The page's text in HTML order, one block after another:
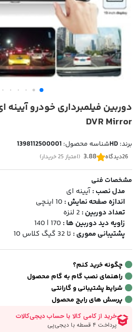
DVR Mirror
برند: HDشناسه محصول: 1398112500001
26دیدگاه 3.88 (امتیاز 25 خریدار)
مشخصات فنی
مدل نصب : آیینه ای
اندازه صفحه نمایش : 10 اینچی
تعداد دوربین : 2 لنزه
زاویه دید دوربین ها : 170 | 140
پشتیبانی مموری : تا 32 گیگ کلاس 10
چگونه خرید کنم؟
راهنمای نصب گام به گام محصول
شرایط پشتیبانی و گارانتی
پرسش های رایج محصول